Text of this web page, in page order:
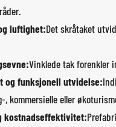
luftighet:Det skråtaket
Vinklede tak forenkler
funksjonell utvidelse:
, kommersielle eller
kostnadseffektivitet: